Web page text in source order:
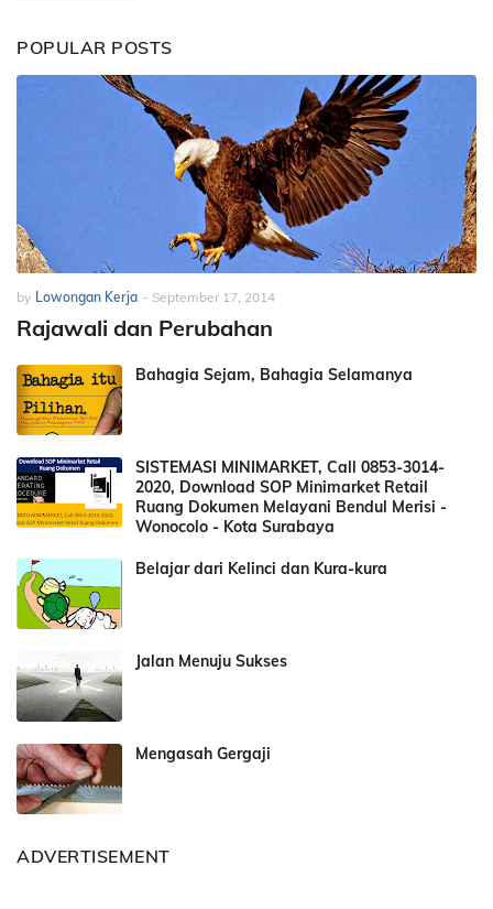
POPULAR POSTS
by Lowongan Kerja - September 17, 2014
Rajawali dan Perubahan
Bahagia Sejam, Bahagia Selamanya
SISTEMASI MINIMARKET, Call 0853-3014-
2020, Download SOP Minimarket Retail
Ruang Dokumen Melayani Bendul Merisi -
Wonocolo - Kota Surabaya
Belajar dari Kelinci dan Kura-kura
Jalan Menuju Sukses
Mengasah Gergaji
ADVERTISEMENT